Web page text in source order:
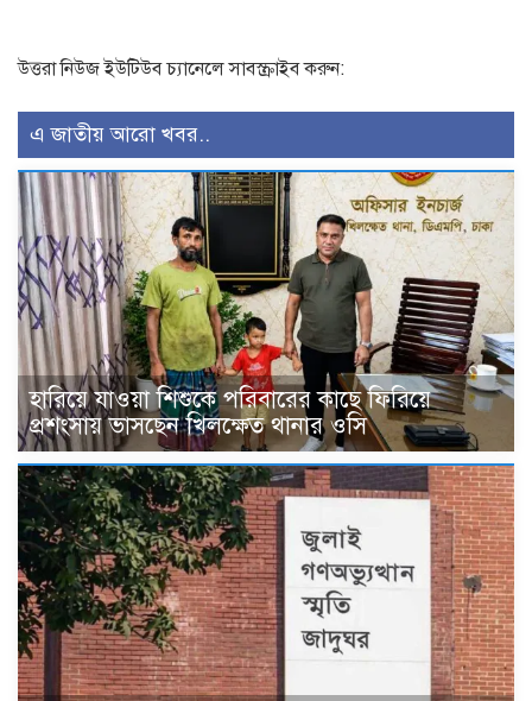
উত্তরা নিউজ ইউটিউব চ্যানেলে সাবস্ক্রাইব করুন:
এ জাতীয় আরো খবর..
হারিয়ে যাওয়া শিশুকে পরিবারের কাছে ফিরিয়ে
প্রশংসায় ভাসছেন খিলক্ষেত থানার ওসি